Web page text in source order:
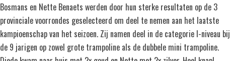
Bosmans en Nette Benaets werden door hun sterke resultaten op de 3
provinciale voorrondes geselecteerd om deel te nemen aan het laatste
kampioenschap van het seizoen. Zij namen deel in de categorie I-niveau bij
de 9 jarigen op zowel grote trampoline als de dubbele mini trampoline.